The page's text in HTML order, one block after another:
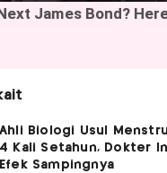
Ahli Biologi Usul
4 Kali Setahun, Dokter
Efek Sampingnya